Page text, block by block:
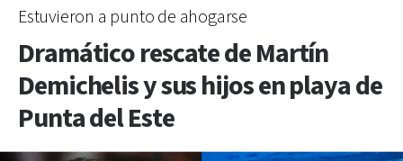
Estuvieron a punto de ahogarse
Dramático rescate de Martín
Demichelis y sus hijos en playa de
Punta del Este